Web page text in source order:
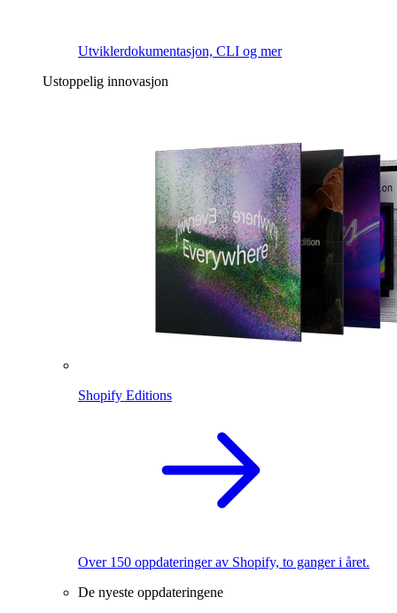
Utviklerdokumentasjon, CLI og mer
Ustoppelig innovasjon
Shopify Editions
Over 150 oppdateringer av Shopify, to ganger i året.
De nyeste oppdateringene